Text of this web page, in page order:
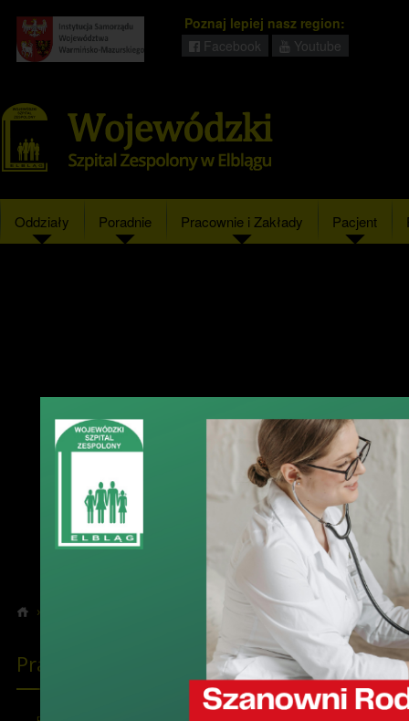
portal
informacyjny
Wrota
Warmii
Mazur
Poznaj lepiej nasz region:
Facebook
Youtube
Oddziały Poradnie Pracownie i Zakłady Pacjent
›
Pracownie i Zakłady